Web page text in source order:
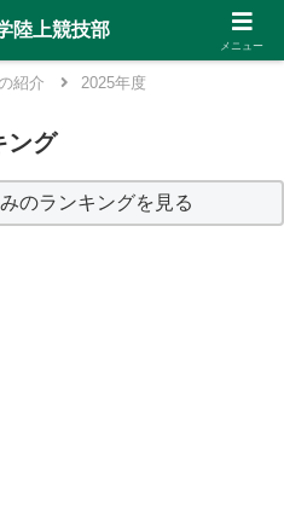
紹介 2025年度
ング
のランキングを見る
陸上競技部
メニュー